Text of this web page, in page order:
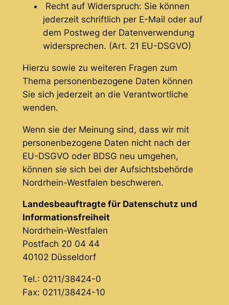
Recht auf Widerspruch: Sie können
jederzeit schriftlich per E-Mail oder auf
dem Postweg der Datenverwendung
widersprechen. (Art. 21 EU-DSGVO)
Hierzu sowie zu weiteren Fragen zum
Thema personenbezogene Daten können
Sie sich jederzeit an die Verantwortliche
wenden.
Wenn sie der Meinung sind, dass wir mit
personenbezogene Daten nicht nach der
EU-DSGVO oder BDSG neu umgehen,
können sie sich bei der Aufsichtsbehörde
Nordrhein-Westfalen beschweren.
Landesbeauftragte für Datenschutz und
Informationsfreiheit
Nordrhein-Westfalen
Postfach 20 04 44
40102 Düsseldorf
Tel.: 0211/38424-0
Fax: 0211/38424-10